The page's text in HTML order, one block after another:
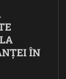
ÎN